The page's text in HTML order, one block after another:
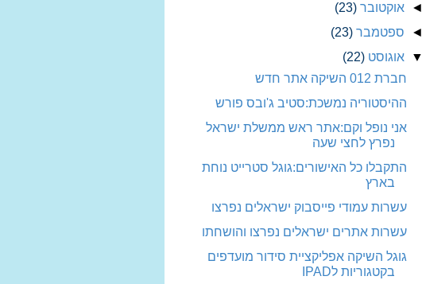
◄אוקטובר(23)
◄ ספטמבר(23)
▼אוגוסט(22)
חברת 012 השיקה אתר חדש
ההיסטוריה נמשכת:סטיב ג'ובס פורש
אני נופל וקם:אתר ראש ממשלת ישראל
נפרץ לחצי שעה
התקבלו כל האישורים:גוגל סטרייט נוחת
בארץ
עשרות עמודי פייסבוק ישראלים נפרצו
עשרות אתרים ישראלים נפרצו והושחתו
גוגל השיקה אפליקציית סידור מועדפים
בקטגוריות לIPAD